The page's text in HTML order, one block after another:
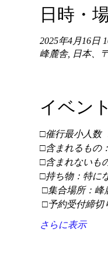
日時・
2025年4月16日
峰麓舎, 日本、
イベン
□催行最小人数
□含まれるもの
□含まれないも
□持ち物：特に
□集合場所：峰
□予約受付締切
さらに表示